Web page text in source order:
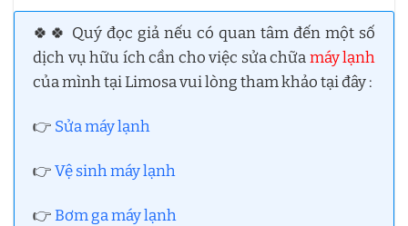
🍀🍀 Quý đọc giả nếu có quan tâm đến một số
dịch vụ hữu ích cần cho việc sửa chữamáy lạnh
của mình tại Limosa vui lòng tham khảo tại đây :
👉 Sửa máy lạnh
👉Vệ sinh máy lạnh
👉Bơm ga máy lạnh